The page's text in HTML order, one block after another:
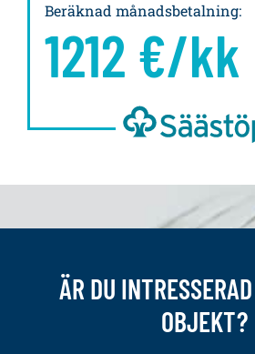
Beräknad månadsbetalning:
1212 €/kk
ÄR DU
OBJEKT?